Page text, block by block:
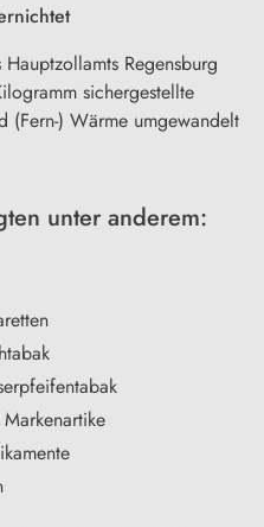
Regensburg
sichergestellte
) Wärme umgewandelt
unter anderem: